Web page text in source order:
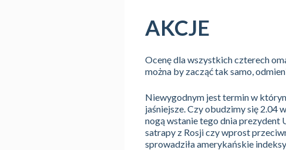
AKCJE
Ocenę dla wszystkich czterech
można by zacząć tak samo,
Niewygodnym jest termin w
jaśniejsze. Czy obudzimy się 2.04
nogą wstanie tego dnia prezydent
satrapy z Rosji czy wprost
sprowadziła amerykańskie